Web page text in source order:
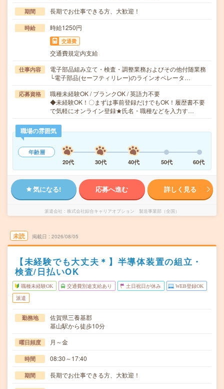
期間 長期でお仕事できる方、大歓迎！
時給 時給1250円
交通費
交通費規定内支給
仕事内容
電子部品組み立て・検査・調整業務およびその他付随業務
└電子部品(セーフティリレー)のラインオペレータ…
応募資格
職種未経験OK / ブランクOK / 英語力不要
◆未経験OK！〇まずは事前登録だけでもOK！履歴書不要
で気軽にオンライン登録★氏名・職種などを入力す…
職場の雰囲気
年齢層
20代
30代 40代 50代 60代
気になる! 応募へ進む 詳しく見る
派遣会社 株式会社綜合キャリアオプション 製造事業部（全国）
未読 掲載日 2026/08/05
【未経験でも大丈夫＊】半導体装置の組立・
検査/日払いOK
職種未経験OK 交通費別途支給あり 土日祝日が休み WEB登録OK
派遣
勤務地
佐賀県三養基郡
基山駅から徒歩10分
曜日頻度 月～金
時間 08:30～17:40
期間 長期でお仕事できる方、大歓迎！